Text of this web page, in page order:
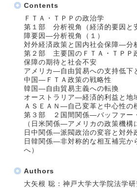
Contents
ＦＴＡ・ＴＰＰの政治学
第１部 分析視角（経済的要因と
障要因―分析視角（１）
対外経済政策と国内社会保障―分
第２部 主要国のＦＴＡ・ＴＰＰ
保障の期待と社会不安
アメリカ―自由貿易への支持低下
中国―ＦＴＡ政策の戦略性
韓国―自由貿易主義への転換
オーストラリア―経済的利益と地
ＡＳＥＡＮ―自己変革と中心性の
第３部 ２国間関係―バッファー
（日米関係―アメリカの政策機構
日中関係―派閥政治の変容と対外
日韓関係―非対称的な相互補完か
へ）
Authors
大矢根 聡：神戸大学大学院法学